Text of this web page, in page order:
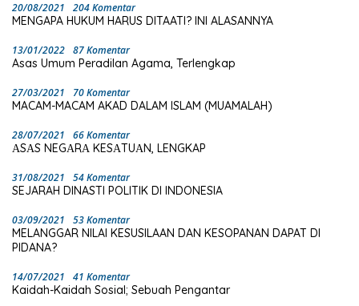
20/08/2021 204 Komentar
MENGAPA HUKUM HARUS DITAATI? INI ALASANNYA
13/01/2022 87 Komentar
Asas Umum Peradilan Agama, Terlengkap
27/03/2021 70 Komentar
MACAM-MACAM AKAD DALAM ISLAM (MUAMALAH)
28/07/2021 66 Komentar
ΑSΑS NEGΑRΑ KESΑTUΑN, LENGKAP
31/08/2021 54 Komentar
SEJARAH DINASTI POLITIK DI INDONESIA
03/09/2021 53 Komentar
MELANGGAR NILAI KESUSILAAN DAN KESOPANAN DAPAT DI
PIDANA?
14/07/2021 41 Komentar
Kaidah-Kaidah Sosial; Sebuah Pengantar